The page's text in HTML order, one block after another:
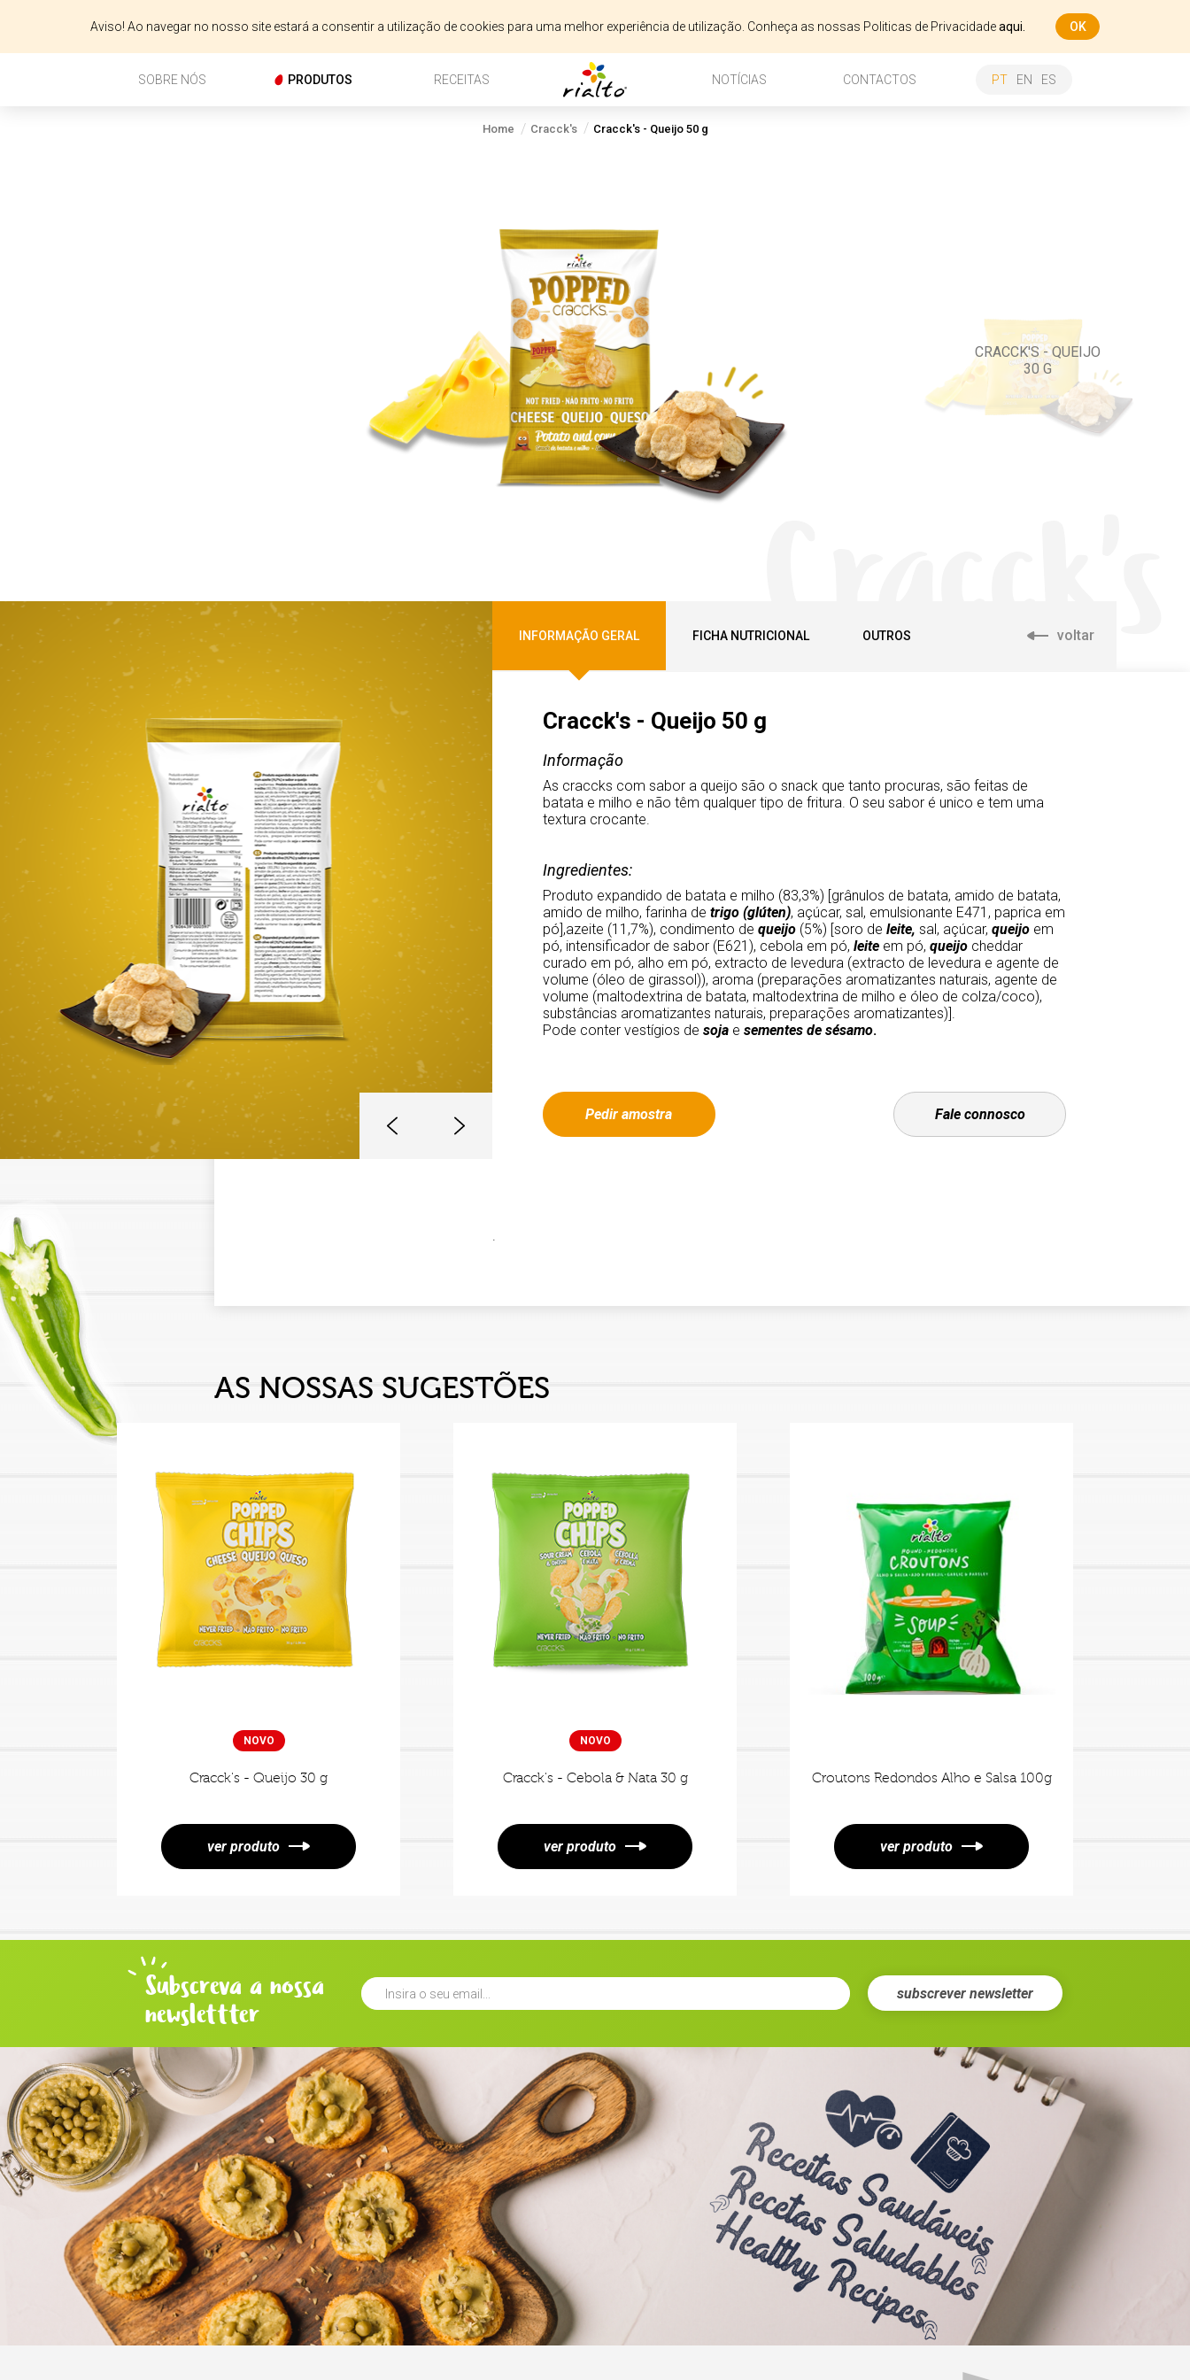
Aviso! Ao navegar no nosso site estará a consentir a utilização de cookies para uma melhor experiência de utilização. Conheça as nossas Politicas de Privacidadeaqui. OK
SOBRE NÓS PRODUTOS RECEITAS NOTÍCIAS CONTACTOS PT EN ES
Home Cracck's Cracck's - Queijo 50 g
CRACCK'S - QUEIJO
30 G
Cracck's
INFORMAÇÃO GERAL FICHA NUTRICIONAL OUTROS voltar
Cracck's - Queijo 50 g
Informação
As craccks com sabor a queijo são o snack que tanto procuras, são feitas de
batata e milho e não têm qualquer tipo de fritura. O seu sabor é unico e tem uma
textura crocante.
Ingredientes:
Produto expandido de batata e milho (83,3%) [grânulos de batata, amido de batata,
amido de milho, farinha de trigo (glúten), açúcar, sal, emulsionante E471, paprica em
pó],azeite (11,7%), condimento de queijo(5%) [soro de leite, sal, açúcar, queijo em
pó, intensificador de sabor (E621), cebola em pó, leiteem pó, queijocheddar
curado em pó, alho em pó, extracto de levedura (extracto de levedura e agente de
volume (óleo de girassol)), aroma (preparações aromatizantes naturais, agente de
volume (maltodextrina de batata, maltodextrina de milho e óleo de colza/coco),
substâncias aromatizantes naturais, preparações aromatizantes)].
Pode conter vestígios de soja e sementes de sésamo.
Pedir amostra Fale connosco
.
AS NOSSAS SUGESTÕES
NOVO
Cracck's - Queijo 30 g
ver produto
NOVO
Cracck's - Cebola & Nata 30 g
ver produto
Croutons Redondos Alho e Salsa 100g
ver produto
Subscreva a nossa
newslettter
subscrever newsletter